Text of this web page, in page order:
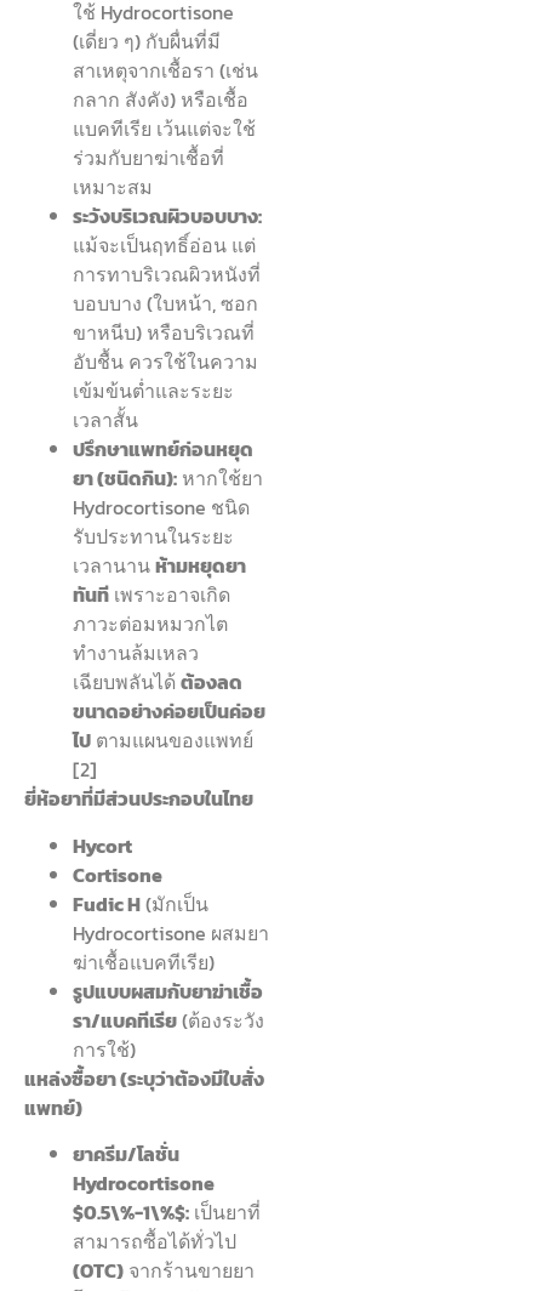
ใช้ Hydrocortisone
(เดี่ยว ๆ) กับผื่นที่มี
สาเหตุจากเชื้อรา (เช่น
กลาก สังคัง) หรือเชื้อ
แบคทีเรีย เว้นแต่จะใช้
ร่วมกับยาฆ่าเชื้อที่
เหมาะสม
ระวังบริเวณผิวบอบบาง:
แม้จะเป็นฤทธิ์อ่อน แต่
การทาบริเวณผิวหนังที่
บอบบาง (ใบหน้า, ซอก
ขาหนีบ) หรือบริเวณที่
อับชื้น ควรใช้ในความ
เข้มข้นต่ำและระยะ
เวลาสั้น
ปรึกษาแพทย์ก่อนหยุด
ยา (ชนิดกิน): หากใช้ยา
Hydrocortisone ชนิด
รับประทานในระยะ
เวลานานห้ามหยุดยา
ทันที เพราะอาจเกิด
ภาวะต่อมหมวกไต
ทำงานล้มเหลว
เฉียบพลันได้ ต้องลด
ขนาดอย่างค่อยเป็นค่อย
ไป ตามแผนของแพทย์
[2]
ยี่ห้อยาที่มีส่วนประกอบในไทย
Hycort
Cortisone
Fudic H(มักเป็น
Hydrocortisone ผสมยา
ฆ่าเชื้อแบคทีเรีย)
รูปแบบผสมกับยาฆ่าเชื้อ
รา/แบคทีเรีย(ต้องระวัง
การใช้)
แหล่งซื้อยา (ระบุว่าต้องมีใบสั่ง
แพทย์)
ยาครีม/โลชั่น
Hydrocortisone
$0.5\%-1\%$: เป็นยาที่
สามารถซื้อได้ทั่วไป
(OTC) จากร้านขายยา